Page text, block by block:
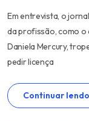
Em entrevista, o
da profissão, como o
Daniela Mercury,
pedir licença
Continuar lendo